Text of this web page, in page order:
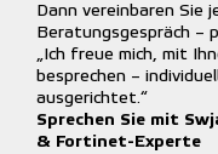
Dann vereinbaren Sie
Beratungsgespräch –
„Ich freue mich, mit
besprechen –
ausgerichtet.“
Sprechen Sie mit
& Fortinet-Experte